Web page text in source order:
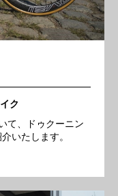
ク
て、ドゥクーニン
いたします。